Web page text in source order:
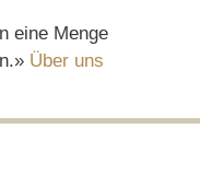
eine Menge
Über uns